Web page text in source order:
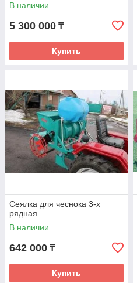
В наличии
5 300 000 ₸
Купить
Сеялка для чеснока 3-х
рядная
В наличии
642 000 ₸
Купить